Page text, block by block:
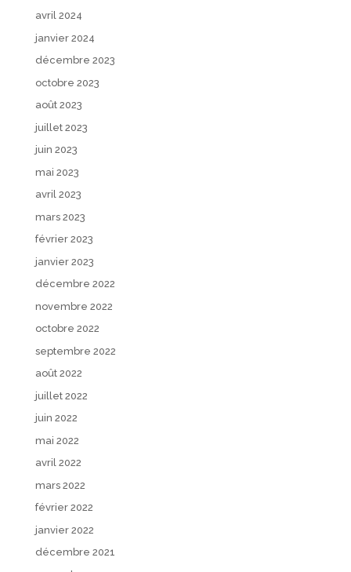
avril 2024
janvier 2024
décembre 2023
octobre 2023
août 2023
juillet 2023
juin 2023
mai 2023
avril 2023
mars 2023
février 2023
janvier 2023
décembre 2022
novembre 2022
octobre 2022
septembre 2022
août 2022
juillet 2022
juin 2022
mai 2022
avril 2022
mars 2022
février 2022
janvier 2022
décembre 2021